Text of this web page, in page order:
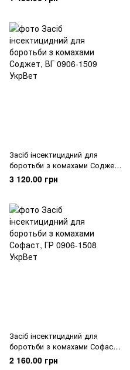
Засіб інсектицидний для
боротьби з комахами Соджет,
ВГ
3 120.00 грн
Засіб інсектицидний для
боротьби з комахами Софаст,
ГР
2 160.00 грн